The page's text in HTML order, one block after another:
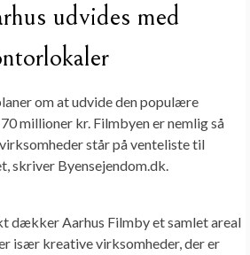
udvides med
om at udvide den populære
millioner kr. Filmbyen er nemlig så
står på venteliste til
skriver Byensejendom.dk.
dækker Aarhus Filmby et samlet areal
især kreative virksomheder, der er